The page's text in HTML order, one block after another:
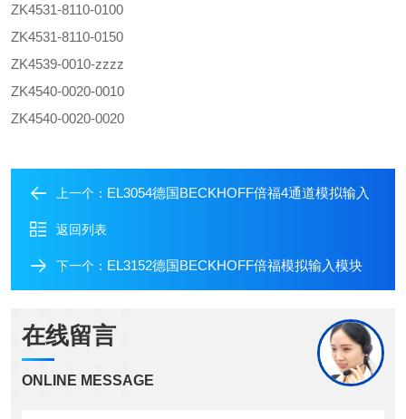
ZK4531-8110-0100
ZK4531-8110-0150
ZK4539-0010-zzzz
ZK4540-0020-0010
ZK4540-0020-0020
上一个： EL3054德国BECKHOFF倍福4通道模拟输入
返回列表
下一个： EL3152德国BECKHOFF倍福模拟输入模块
在线留言
ONLINE MESSAGE